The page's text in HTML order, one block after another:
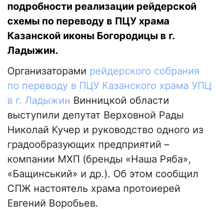
подробности реализации рейдерской
схемы по переводу в ПЦУ храма
Казанской иконы Богородицы в г.
Ладыжин.
Организаторами рейдерского собрания
по переводу в ПЦУ Казанского храма УПЦ
в г. Ладыжин Винницкой области
выступили депутат Верховной Рады
Николай Кучер и руководство одного из
градообразующих предприятий –
компании МХП (бренды «Наша Ряба»,
«Бащинський» и др.). Об этом сообщил
СПЖ настоятель храма протоиерей
Евгений Воробьев.